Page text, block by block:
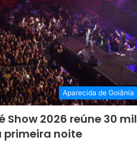
Aparecida de Goiânia
Show 2026 reúne 30 mil
primeira noite